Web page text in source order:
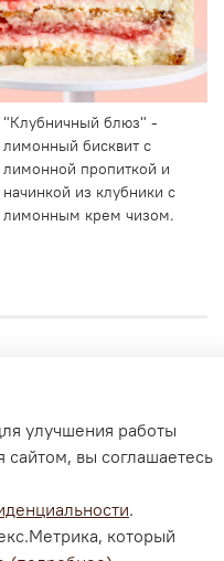
"Клубничный блюз" -
лимонный бисквит с
лимонной пропиткой и
начинкой из клубники с
лимонным крем чизом.
данных
и оферта
улучшения работы
сайтом, вы соглашаетесь
.
который